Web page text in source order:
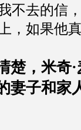
不去的信
，如果他
楚，米奇·
妻子和家